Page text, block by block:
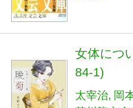
女体につ
84-1)
太宰治 岡